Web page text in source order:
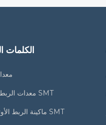
الكلمات
معدات الربط التلقائي SMT
ماكينة الربط الأوتوماتيكية SMT